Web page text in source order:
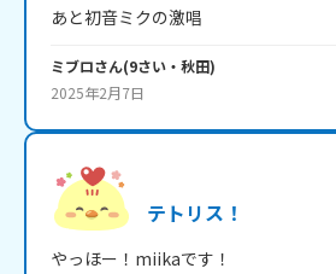
あと初音ミクの激唱
ミブロさん(9さい・ 秋田)
2025年2月7日
テトリス！
やっほー！miikaです！